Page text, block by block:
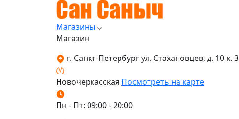
Магазины
Магазин
г. Санкт-Петербург ул. Стахановцев, д. 10 к. 3
Новочеркасская Посмотреть на карте
Пн - Пт: 09:00 - 20:00